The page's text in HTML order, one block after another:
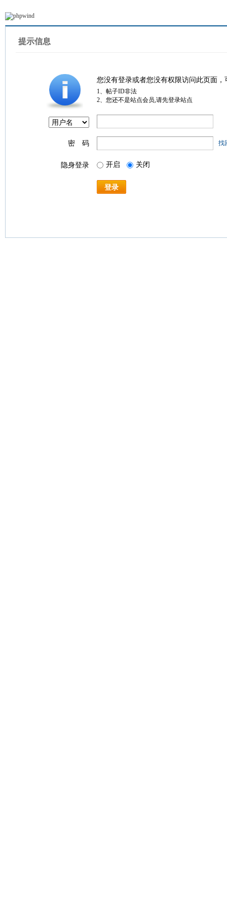
提示信息
您没有登录或者您没有权限访问此页面
1、帖子ID非法
2、您还不是站点会员,请先登录站点
密 码 找
隐身登录 开启 关闭
登录